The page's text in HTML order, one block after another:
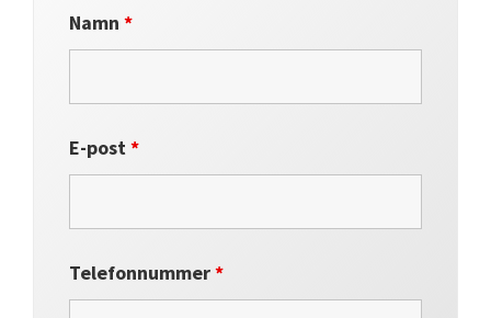
Namn*
E-post*
Telefonnummer*